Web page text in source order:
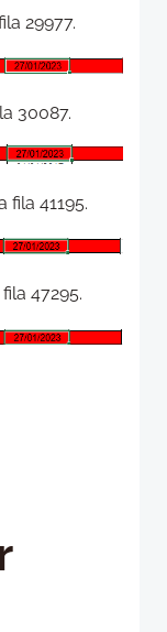
29977.
30087.
fila 41195.
47295.